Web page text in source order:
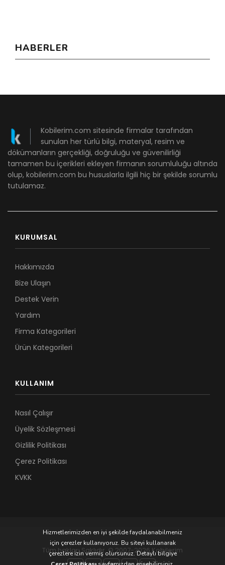
HABERLER
Kobilerim.com sitesinde firmalar tarafından
sunulan her türlü bilgi, materyal, resim ve
dökümanların gerçekliği, doğruluğu ve güvenilirliği
tamamen bu içerikleri ekleyen firmanın sorumluluğu altında
olup, kobilerim.com bu hususlarla ilgili hiç bir şekilde sorumlu
tutulamaz.
KURUMSAL
Hakkımızda
Bize Ulaşın
Destek Verin
Yardım
Firma Kategorileri
Ürün Kategorileri
KULLANIM
Nasıl Çalışır
Üyelik Sözleşmesi
Gizlilik Politikası
Çerez Politikası
KVKK
Tüm hakları Saklıdır. © 2007-2026 Kobilerim
Hizmetlerimizden en iyi şekilde faydalanabilmeniz
için çerezler kullanıyoruz. Bu siteyi kullanarak
çerezlere izin vermiş olursunuz. Detaylı bilgiye